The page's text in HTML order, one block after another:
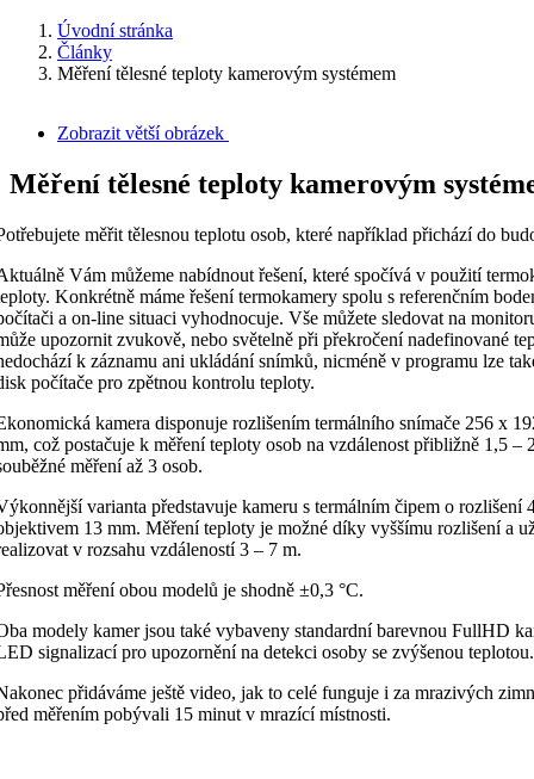
Úvodní stránka
Články
Měření tělesné teploty kamerovým systémem
Zobrazit větší obrázek
Měření tělesné teploty kamerovým
měřit tělesnou teplotu osob, které například přichází do
Vám můžeme nabídnout řešení, které spočívá v použití
Konkrétně máme řešení termokamery spolu s referenčním
a on-line situaci vyhodnocuje. Vše můžete sledovat na
upozornit zvukově, nebo světelně při překročení nadefinované
k záznamu ani ukládání snímků, nicméně v programu lze
počítače pro zpětnou kontrolu teploty.
kamera disponuje rozlišením termálního snímače 256 x
což postačuje k měření teploty osob na vzdálenost přibližně 1,5 –
měření až 3 osob.
varianta představuje kameru s termálním čipem o rozlišení
13 mm. Měření teploty je možné díky vyššímu rozlišení a
v rozsahu vzdáleností 3 – 7 m.
měření obou modelů je shodně ±0,3 °C.
modely kamer jsou také vybaveny standardní barevnou FullHD
signalizací pro upozornění na detekci osoby se zvýšenou teplotou.
přidáváme ještě video, jak to celé funguje i za mrazivých
měřením pobývali 15 minut v mrazící místnosti.